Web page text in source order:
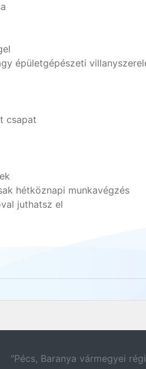
épületgépészeti
csapat
hétköznapi munkavégzés
juthatsz el
"Pécs, Baranya vármegyei